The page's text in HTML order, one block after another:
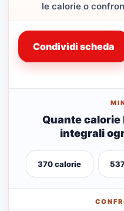
le calorie o
Condividi scheda
Quante
integrali
370 calorie